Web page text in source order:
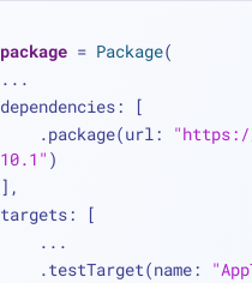
package = Package(
...
    dependencies: [
        .package(url:
)
    ],
    targets: [
...
        .testTarget(name: